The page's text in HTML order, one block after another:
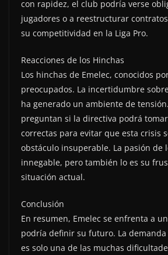
con rapidez, el club podría verse
jugadores o a reestructurar
su competitividad en la Liga Pro.
Reacciones de los Hinchas
Los hinchas de Emelec, conocidos
preocupados. La incertidumbre
ha generado un ambiente de
preguntan si la directiva podrá
correctas para evitar que esta crisis
obstáculo insuperable. La pasión de
innegable, pero también lo es su
situación actual.
Conclusión
En resumen, Emelec se enfrenta a
podría definir su futuro. La demanda
es solo una de las muchas